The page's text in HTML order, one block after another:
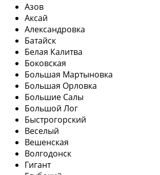
Азов
Аксай
Александровка
Батайск
Белая Калитва
Боковская
Большая Мартыновка
Большая Орловка
Большие Салы
Большой Лог
Быстрогорский
Веселый
Вешенская
Волгодонск
Гигант